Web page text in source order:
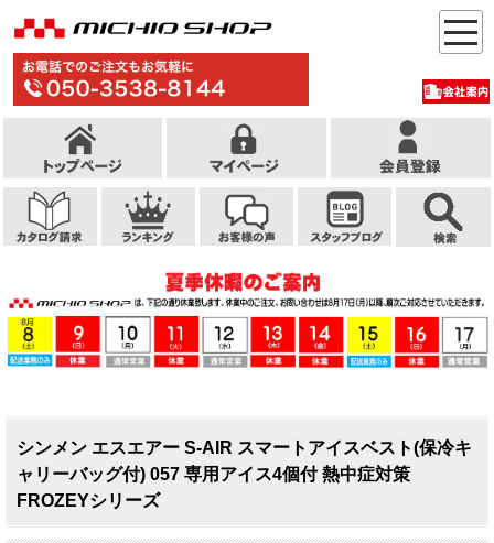
シンメン エスエアー S-AIR スマートアイスベスト(保冷キ
ャリーバッグ付) 057 専用アイス4個付 熱中症対策
FROZEYシリーズ